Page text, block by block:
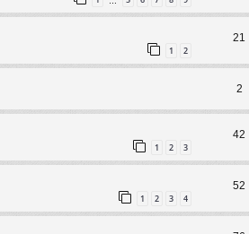
1 2
21
2
1 2 3
42
1 2 3 4
52